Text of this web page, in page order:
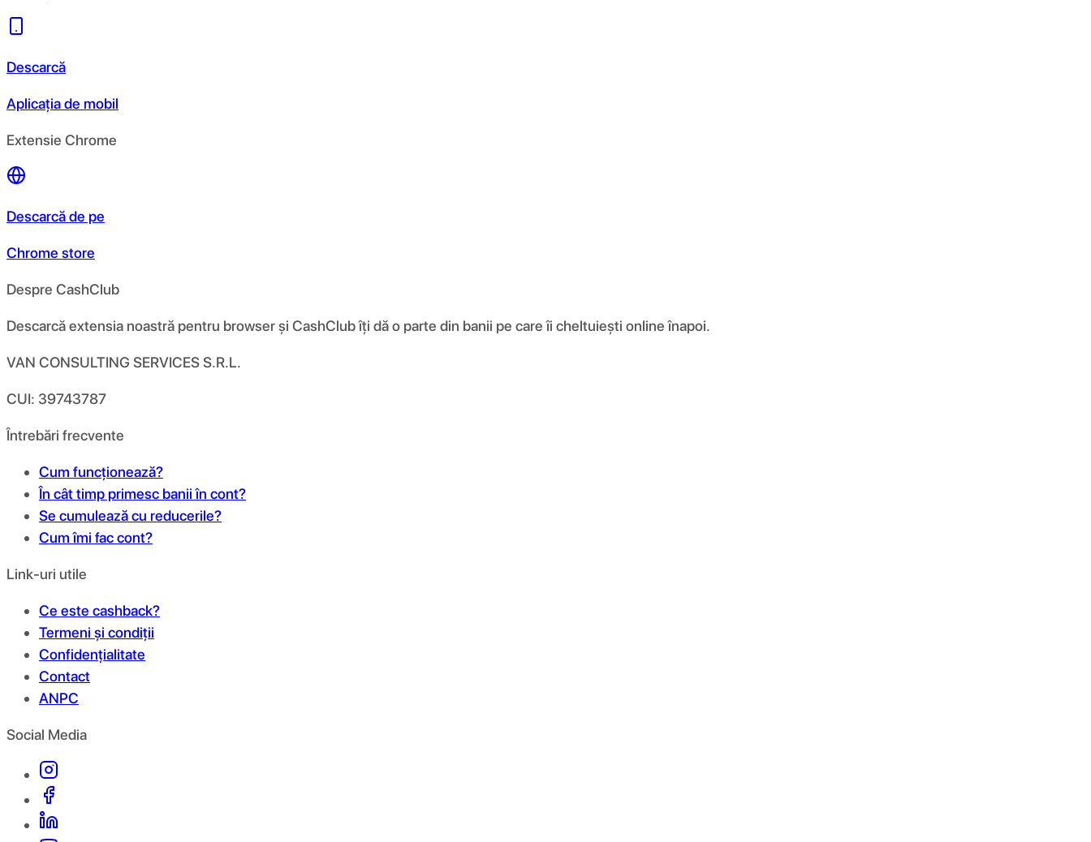
Descarcă
Aplicația de mobil
Extensie Chrome
Descarcă de pe
Chrome store
Despre CashClub
Descarcă extensia noastră pentru browser și CashClub îți dă o parte din banii pe care îi cheltuiești online înapoi.
VAN CONSULTING SERVICES S.R.L.
CUI: 39743787
Întrebări frecvente
Cum funcționează?
În cât timp primesc banii în cont?
Se cumulează cu reducerile?
Cum îmi fac cont?
Link-uri utile
Ce este cashback?
Termeni și condiții
Confidențialitate
Contact
ANPC
Social Media